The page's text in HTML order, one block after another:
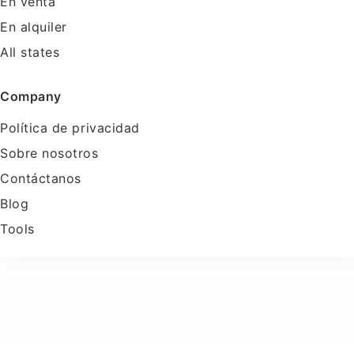
En alquiler
All states
Company
Política de privacidad
Sobre nosotros
Contáctanos
Blog
Tools